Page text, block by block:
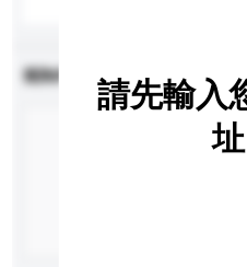
查詢內容
請先輸入
址